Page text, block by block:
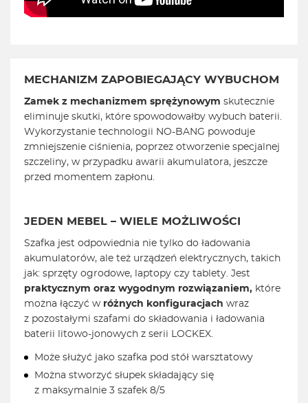
MECHANIZM ZAPOBIEGAJĄCY WYBUCHOM
Zamek z mechanizmem sprężynowym skutecznie
eliminuje skutki, które spowodowałby wybuch baterii.
Wykorzystanie technologii NO-BANG powoduje
zmniejszenie ciśnienia, poprzez otworzenie specjalnej
szczeliny, w przypadku awarii akumulatora, jeszcze
przed momentem zapłonu.
JEDEN MEBEL – WIELE MOŻLIWOŚCI
Szafka jest odpowiednia nie tylko do ładowania
akumulatorów, ale też urządzeń elektrycznych, takich
jak: sprzęty ogrodowe, laptopy czy tablety. Jest
praktycznym oraz wygodnym rozwiązaniem, które
można łączyć w różnych konfiguracjach wraz
z pozostałymi szafami do składowania i ładowania
baterii litowo-jonowych z serii LOCKEX.
Może służyć jako szafka pod stół warsztatowy
Można stworzyć słupek składający się
z maksymalnie 3 szafek 8/5